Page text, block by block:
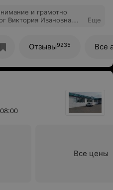
и грамотно
Виктория Ивановна.
Еще
Отзывы9235 Все
Все цены